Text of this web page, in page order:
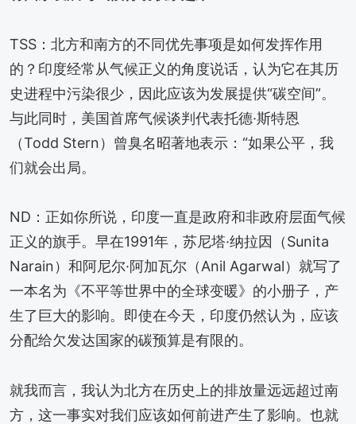
TSS：北方和南方的不同优先事项是如何发挥作用
的？印度经常从气候正义的角度说话，认为它在其历
史进程中污染很少，因此应该为发展提供“碳空间”。
与此同时，美国首席气候谈判代表托德·斯特恩
（Todd Stern）曾臭名昭著地表示：“如果公平，我
们就会出局。
ND：正如你所说，印度一直是政府和非政府层面气候
正义的旗手。早在1991年，苏尼塔·纳拉因（Sunita
Narain）和阿尼尔·阿加瓦尔（Anil Agarwal）就写了
一本名为《不平等世界中的全球变暖》的小册子，产
生了巨大的影响。即使在今天，印度仍然认为，应该
分配给欠发达国家的碳预算是有限的。
就我而言，我认为北方在历史上的排放量远远超过南
方，这一事实对我们应该如何前进产生了影响。也就